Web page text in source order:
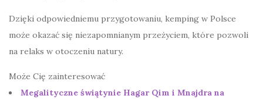
Dzięki odpowiedniemu przygotowaniu, kemping w Polsce
może okazać się niezapomnianym przeżyciem, które pozwoli
na relaks w otoczeniu natury.
Może Cię zainteresować
Megalityczne świątynie Hagar Qim i Mnajdra na